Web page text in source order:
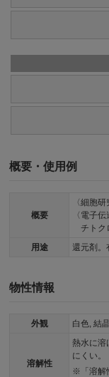
概要・使用例
概要
〈細胞
〈電子
チトク
用途
還元剤。
物性情報
外観 白色, 結
溶解性
熱水に溶
にくい。
「溶